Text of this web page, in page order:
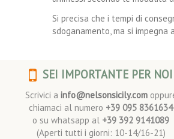
Si precisa che i tempi di
sdoganamento, ma si
SEI IMPORTANTE PER NOI
Scrivici a info@nelsonsicily.com
chiamaci al numero +39 095 8361634
o su whatsapp al +39 392 9141089
(Aperti tutti i giorni: 10-14/16-21)